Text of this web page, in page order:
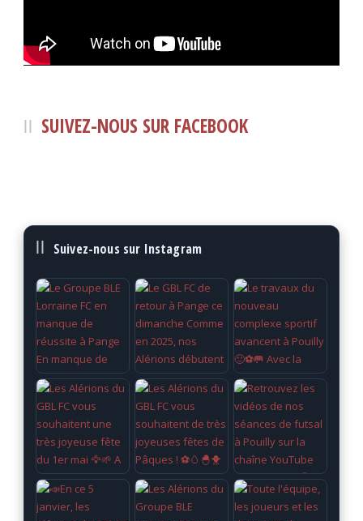
SUIVEZ-NOUS SUR FACEBOOK
Suivez-nous sur Instagram